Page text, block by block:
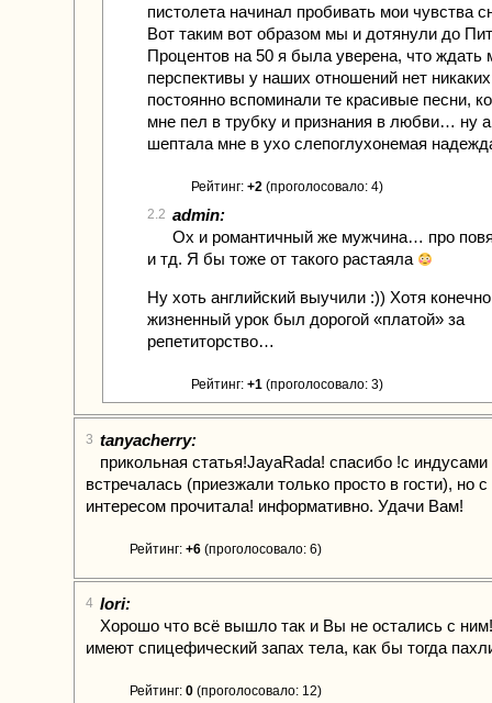
пистолета начинал пробивать мои чувства
Вот таким вот образом мы и дотянули до
Процентов на 50 я была уверена, что ждать
перспективы у наших отношений нет
постоянно вспоминали те красивые песни,
мне пел в трубку и признания в любви… ну
шептала мне в ухо слепоглухонемая
Рейтинг: +2 (проголосовало: 4)
2.2 admin:
Ох и романтичный же мужчина… про
и тд. Я бы тоже от такого растаяла
Ну хоть английский выучили :)) Хотя
жизненный урок был дорогой «платой» за
репетиторство…
Рейтинг: +1 (проголосовало: 3)
3 tanyacherry:
прикольная статья!JayaRada! спасибо !с индусами
встречалась (приезжали только просто в гости), но с
интересом прочитала! информативно. Удачи Вам!
Рейтинг: +6 (проголосовало: 6)
4 lori:
Хорошо что всё вышло так и Вы не остались с
имеют спицефический запах тела, как бы тогда
Рейтинг: 0 (проголосовало: 12)